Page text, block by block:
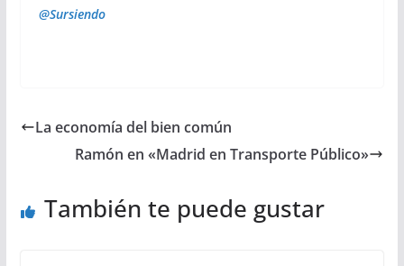
@Sursiendo
La economía del bien común
Ramón en «Madrid en Transporte Público»
También te puede gustar